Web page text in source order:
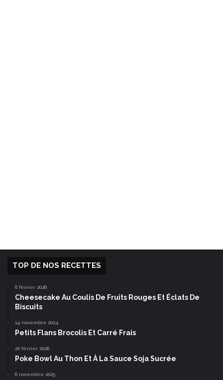
TOP DE NOS RECETTES
6 février 2026
Cheesecake Au Coulis De Fruits Rouges Et Éclats De
Biscuits
14 novembre 2024
Petits Flans Brocolis Et Carré Frais
20 février 2026
Poke Bowl Au Thon Et À La Sauce Soja Sucrée
6 novembre 2025